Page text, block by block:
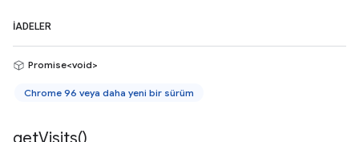
İADELER
Promise<void>
Chrome 96 veya daha yeni bir sürüm